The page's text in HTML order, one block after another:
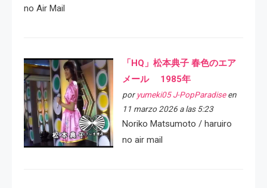
no Air Mail
「HQ」松本典子 春色のエア
メール 1985年
por yumeki05 J-PopParadiseen
11 marzo 2026 a las 5:23
Noriko Matsumoto / haruiro
no air mail